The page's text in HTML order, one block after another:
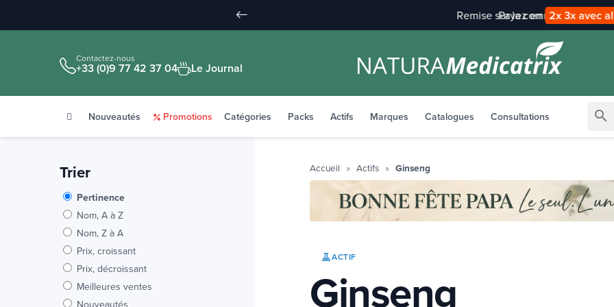
2x 3x avec alma
Contactez-nous
+33 (0)9 77 42 37 04 Le Journal
Nouveautés Promotions Catégories Packs Actifs Marques Catalogues Consultations search
Trier
Pertinence
Nom, A à Z
Nom, Z à A
Prix, croissant
Prix, décroissant
Meilleures ventes
Nouveautés
Accueil Actifs Ginseng
ACTIF
Ginseng